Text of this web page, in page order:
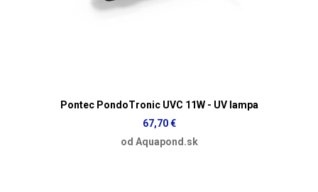
Pontec PondoTronic UVC 11W - UV lampa
67,70 €
od Aquapond.sk